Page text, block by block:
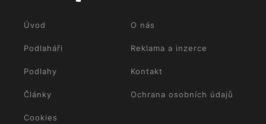
Úvod O nás
Podlaháři Reklama a inzerce
Podlahy Kontakt
Články Ochrana osobních údajů
Cookies